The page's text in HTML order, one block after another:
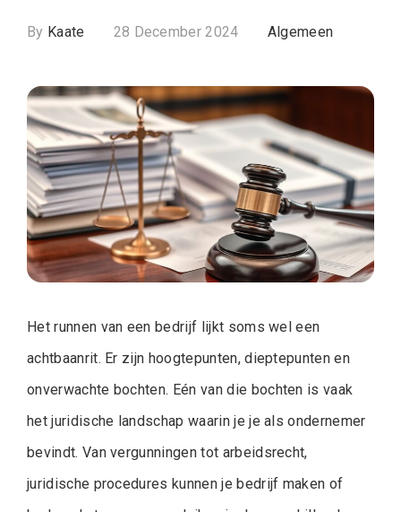
By Kaate 28 December 2024 Algemeen
Het runnen van een bedrijf lijkt soms wel een
achtbaanrit. Er zijn hoogtepunten, dieptepunten en
onverwachte bochten. Eén van die bochten is vaak
het juridische landschap waarin je je als ondernemer
bevindt. Van vergunningen tot arbeidsrecht,
juridische procedures kunnen je bedrijf maken of